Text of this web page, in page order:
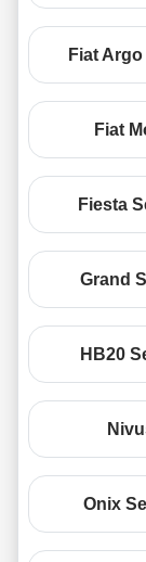
Fiat
Fiat
Fiesta
Grand
HB20
Onix